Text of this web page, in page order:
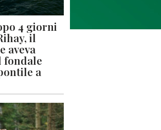
4 giorni
il
aveva
fondale
a